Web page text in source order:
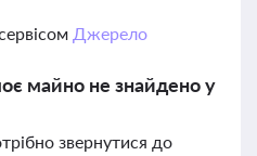
Джерело
майно не знайдено у
звернутися до